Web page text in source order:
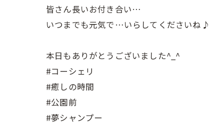
皆さん長いお付き合い…
いつまでも元気で…いらしてくださいね♪
本日もありがとうございました^_^
#コーシェリ
#癒しの時間
#公園前
#夢シャンプー